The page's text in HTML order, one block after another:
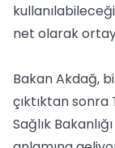
net olarak
Bakan Akdağ,
çıktıktan sonra
Sağlık